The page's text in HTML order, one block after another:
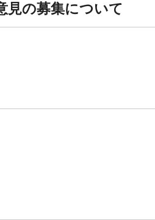
見の募集について